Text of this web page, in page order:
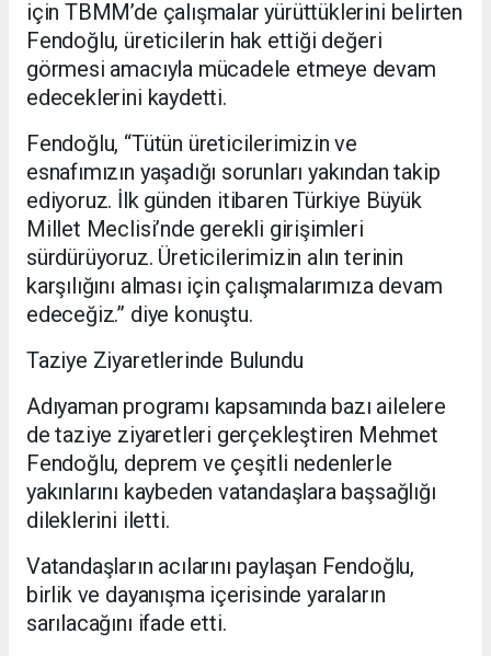
için TBMM’de çalışmalar yürüttüklerini belirten
Fendoğlu, üreticilerin hak ettiği değeri
görmesi amacıyla mücadele etmeye devam
edeceklerini kaydetti.
Fendoğlu, “Tütün üreticilerimizin ve
esnafımızın yaşadığı sorunları yakından takip
ediyoruz. İlk günden itibaren Türkiye Büyük
Millet Meclisi’nde gerekli girişimleri
sürdürüyoruz. Üreticilerimizin alın terinin
karşılığını alması için çalışmalarımıza devam
edeceğiz.” diye konuştu.
Taziye Ziyaretlerinde Bulundu
Adıyaman programı kapsamında bazı ailelere
de taziye ziyaretleri gerçekleştiren Mehmet
Fendoğlu, deprem ve çeşitli nedenlerle
yakınlarını kaybeden vatandaşlara başsağlığı
dileklerini iletti.
Vatandaşların acılarını paylaşan Fendoğlu,
birlik ve dayanışma içerisinde yaraların
sarılacağını ifade etti.